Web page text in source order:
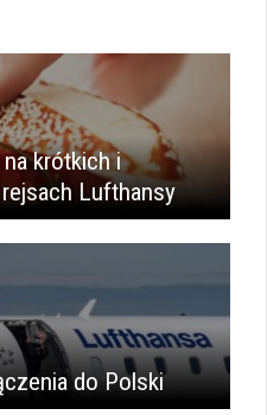
krótkich i
Lufthansy
do Polski